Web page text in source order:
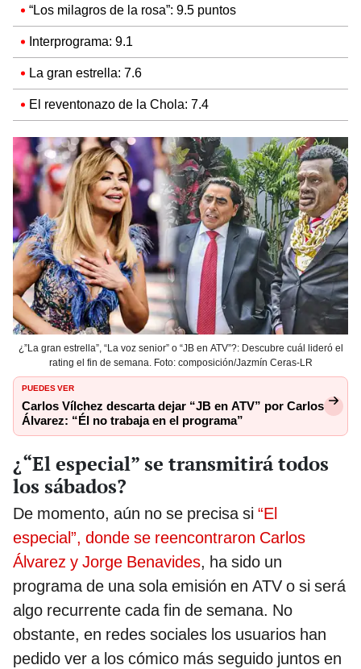
“Los milagros de la rosa”: 9.5 puntos
Interprograma: 9.1
La gran estrella: 7.6
El reventonazo de la Chola: 7.4
¿”La gran estrella”, “La voz senior” o “JB en ATV”?: Descubre cuál lideró el
rating el fin de semana. Foto: composición/Jazmín Ceras-LR
PUEDES VER
Carlos Vílchez descarta dejar “JB en ATV” por Carlos
Álvarez: “Él no trabaja en el programa”
¿“El especial” se transmitirá todos
los sábados?
De momento, aún no se precisa si “El
especial”, donde se reencontraron Carlos
Álvarez y Jorge Benavides, ha sido un
programa de una sola emisión en ATV o si será
algo recurrente cada fin de semana. No
obstante, en redes sociales los usuarios han
pedido ver a los cómico más seguido juntos en